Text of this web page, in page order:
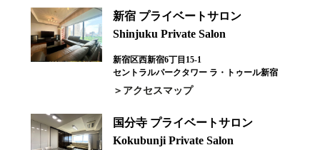
新宿 プライベートサロン
Shinjuku Private Salon
新宿区西新宿6丁目15-1
セントラルパークタワー ラ・トゥール新宿
アクセスマップ
国分寺 プライベートサロン
Kokubunji Private Salon